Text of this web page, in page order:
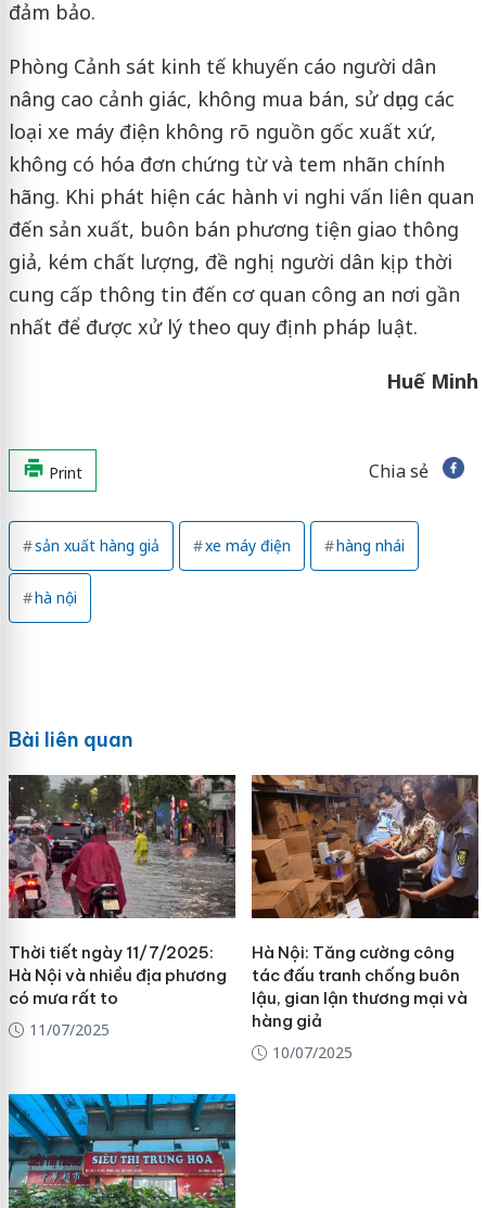
đảm bảo.
Phòng Cảnh sát kinh tế khuyến cáo người dân
nâng cao cảnh giác, không mua bán, sử dụng các
loại xe máy điện không rõ nguồn gốc xuất xứ,
không có hóa đơn chứng từ và tem nhãn chính
hãng. Khi phát hiện các hành vi nghi vấn liên quan
đến sản xuất, buôn bán phương tiện giao thông
giả, kém chất lượng, đề nghị người dân kịp thời
cung cấp thông tin đến cơ quan công an nơi gần
nhất để được xử lý theo quy định pháp luật.
Huế Minh
Print Chia sẻ
sản xuất hàng giả xe máy điện hàng nhái
hà nội
Bài liên quan
Thời tiết ngày 11/7/2025:
Hà Nội và nhiều địa phương
có mưa rất to
11/07/2025
Hà Nội: Tăng cường công
tác đấu tranh chống buôn
lậu, gian lận thương mại và
hàng giả
10/07/2025